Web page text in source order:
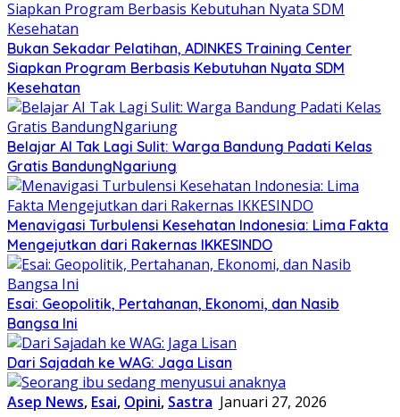
Bukan Sekadar Pelatihan, ADINKES Training Center
Siapkan Program Berbasis Kebutuhan Nyata SDM
Kesehatan
Belajar AI Tak Lagi Sulit: Warga Bandung Padati Kelas
Gratis BandungNgariung
Menavigasi Turbulensi Kesehatan Indonesia: Lima Fakta
Mengejutkan dari Rakernas IKKESINDO
Esai: Geopolitik, Pertahanan, Ekonomi, dan Nasib
Bangsa Ini
Dari Sajadah ke WAG: Jaga Lisan
Asep News, Esai, Opini, Sastra Januari 27, 2026